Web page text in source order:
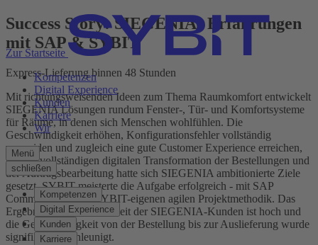
Zur Startseite
Kompetenzen
Digital Experience
Kunden
Karriere
Wir
Menü
schließen
Kompetenzen
Digital Experience
Kunden
Karriere
Success Story: SIEGENIAs Erfahrungen
mit SAP & SYBIT
Express-Lieferung binnen 48 Stunden
Mit richtungsweisenden Ideen zum Thema Raumkomfort entwickelt
SIEGENIA Lösungen rundum Fenster-, Tür- und Komfortsysteme
für Räume, in denen sich Menschen wohlfühlen. Die
Geschwindigkeit erhöhen, Konfigurationsfehler vollständig
vermeiden und zugleich eine gute Customer Experience erreichen,
mit der vollständigen digitalen Transformation der Bestellungen und
der Auftragsbearbeitung hatte sich SIEGENIA ambitionierte Ziele
gesetzt. SYBIT meisterte die Aufgabe erfolgreich - mit SAP
Commerce und der SYBIT-eigenen agilen Projektmethodik. Das
Ergebnis: Die Zufriedenheit der SIEGENIA-Kunden ist hoch und
die Geschwindigkeit von der Bestellung bis zur Auslieferung wurde
signifikant beschleunigt.